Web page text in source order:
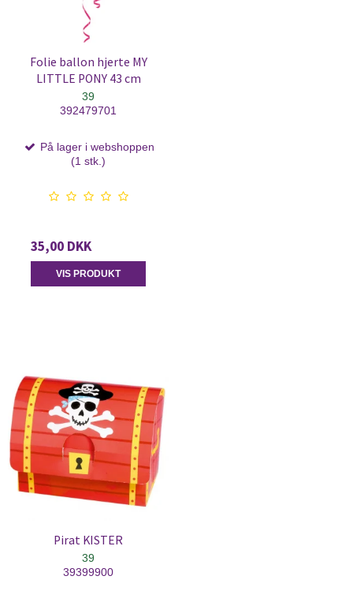
Folie ballon hjerte MY
LITTLE PONY 43 cm
39
392479701
På lager i webshoppen
(1 stk.)
35,00 DKK
VIS PRODUKT
Pirat KISTER
39
39399900